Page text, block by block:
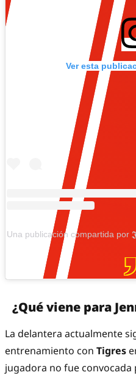
Ver esta
Una publicación compartida por
¿Qué viene para
La delantera actualmente
entrenamiento con Tigres
jugadora no fue convocada